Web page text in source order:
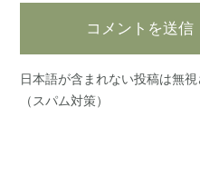
日本語が含まれない投稿は無
（スパム対策）